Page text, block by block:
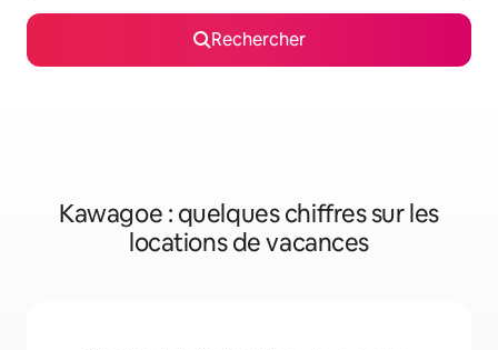
Rechercher
Kawagoe : quelques chiffres sur les
locations de vacances